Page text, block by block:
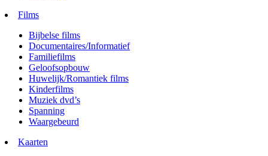
Films
Bijbelse films
Documentaires/Informatief
Familiefilms
Geloofsopbouw
Huwelijk/Romantiek films
Kinderfilms
Muziek dvd’s
Spanning
Waargebeurd
Kaarten